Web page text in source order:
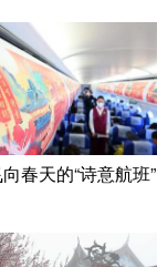
春天的“诗意航班”